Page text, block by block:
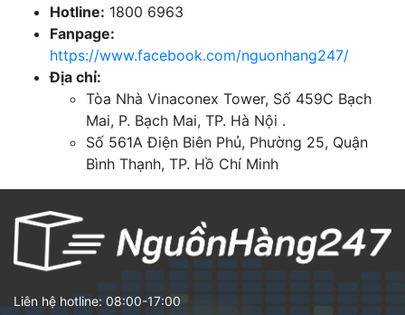
Hotline: 1800 6963
Fanpage:
https://www.facebook.com/nguonhang247/
Địa chỉ:
Tòa Nhà Vinaconex Tower, Số 459C Bạch
Mai, P. Bạch Mai, TP. Hà Nội .
Số 561A Điện Biên Phủ, Phường 25, Quận
Bình Thạnh, TP. Hồ Chí Minh
Liên hệ hotline: 08:00-17:00